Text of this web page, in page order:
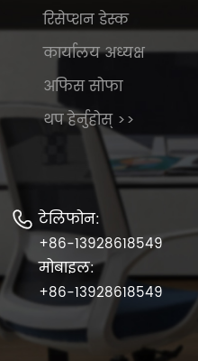
रिसेप्शन डेस्क
कार्यालय अध्यक्ष
अफिस सोफा
थप हेर्नुहोस् >>
 टेलिफोन:
+86-13928618549
मोबाइल:
+86-13928618549